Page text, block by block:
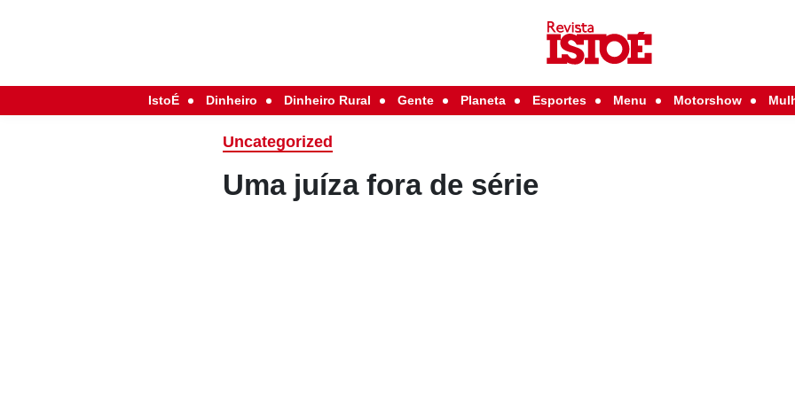
IstoÉ Dinheiro Dinheiro Rural Gente Planeta Esportes Menu Motorshow
Uncategorized
Uma juíza fora de série